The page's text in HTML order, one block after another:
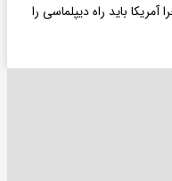
باید راه دیپلماسی را